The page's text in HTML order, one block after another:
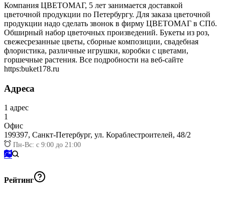
Компания ЦВЕТОМАГ, 5 лет занимается доставкой
цветочной продукции по Петербургу. Для заказа цветочной
продукции надо сделать звонок в фирму ЦВЕТОМАГ в СПб.
Обширный набор цветочных произведений. Букеты из роз,
свежесрезанные цветы, сборные композиции, свадебная
флористика, различные игрушки, коробки с цветами,
горшечные растения. Все подробности на веб-сайте
https:buket178.ru
Адреса
1 адрес
1
Офис
199397, Санкт-Петербург, ул. Кораблестроителей, 48/2
Пн-Вс: с 9:00 до 21:00
Рейтинг